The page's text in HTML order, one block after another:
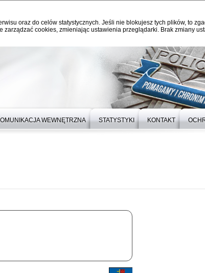
oraz do celów statystycznych. Jeśli nie blokujesz tych plików, to
cookies, zmieniając ustawienia przeglądarki. Brak zmiany
WEWNĘTRZNA STATYSTYKI KONTAKT